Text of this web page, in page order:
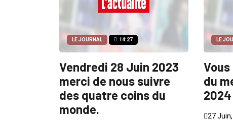
LE JOURNAL 14:27
Vendredi 28 Juin 2023
merci de nous suivre
des quatre coins du
monde.
LE
du
27